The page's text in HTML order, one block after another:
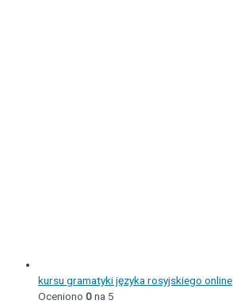
kursu gramatyki języka rosyjskiego online
Oceniono 0na 5